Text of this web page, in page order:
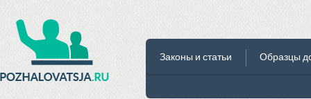
Законы и статьи Образцы